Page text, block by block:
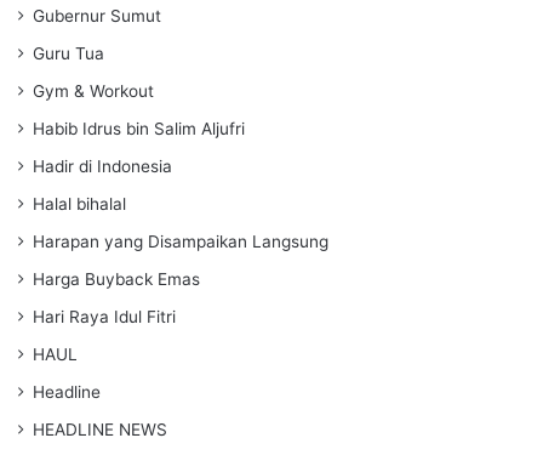
Gubernur Sumut
Guru Tua
Gym & Workout
Habib Idrus bin Salim Aljufri
Hadir di Indonesia
Halal bihalal
Harapan yang Disampaikan Langsung
Harga Buyback Emas
Hari Raya Idul Fitri
HAUL
Headline
HEADLINE NEWS